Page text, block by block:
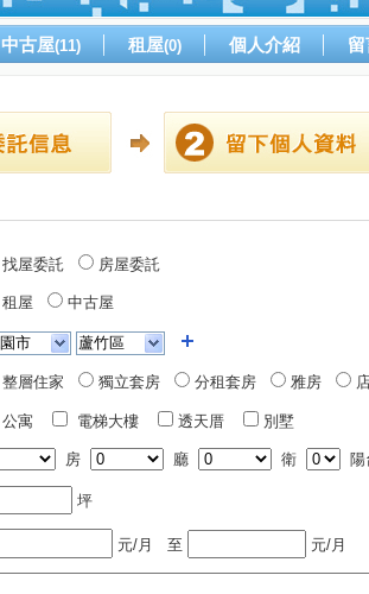
中古屋(11) 租屋(0) 個人介紹
找屋委託 房屋委託
租屋 中古屋
整層住家 獨立套房 分租套房 雅房
公寓 電梯大樓 透天厝 別墅
房 廳 衛 陽
坪
元/月 至 元/月